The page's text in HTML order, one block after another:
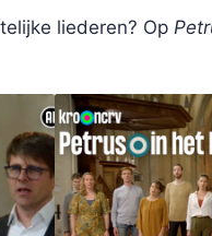
liederen? Op